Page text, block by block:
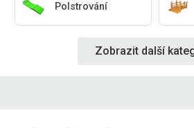
Polstrování
Zobrazit další